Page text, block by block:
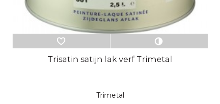
Trisatin satijn lak verf Trimetal
Trimetal